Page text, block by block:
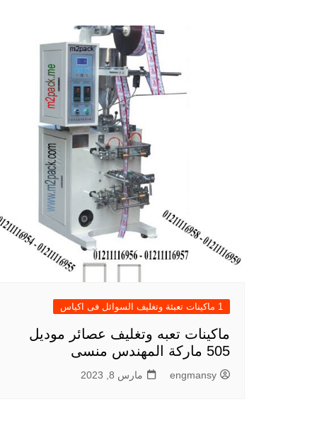
1 ماكينات تعبئة وتغليف السوائل فى اكياس
ماكينات تعبه وتغليف عصائر موديل
505 ماركة المهندس منسى
engmansy مارس 8, 2023